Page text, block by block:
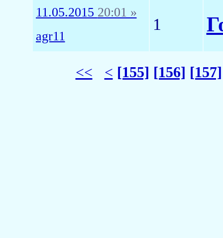
11.05.2015 20:01 »
agr11
1
<< < [155] [156] [157]